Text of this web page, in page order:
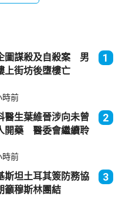
圖謀殺及自殺案 男
上街坊後墮樓亡
1
時前
醫生葉維晉涉向未曾
開藥 醫委會繼續聆
2
時前
斯坦土耳其簽防務協
穆斯林團結
3